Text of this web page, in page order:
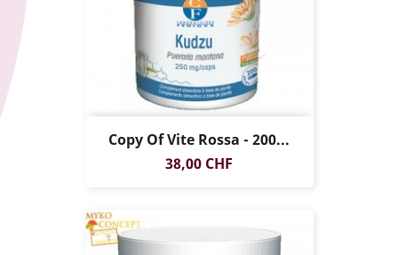
Copy Of Vite Rossa - 200...
Prezzo
38,00 CHF